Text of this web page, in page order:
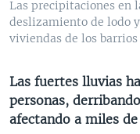
VENEZUELA
BRASIL
NICARAGUA
ECONOMÍA
ENTRETENIMIENTO
DEPORTES
CIENCIA Y SALUD
MULTIMEDIA
VIDEOS
AUDIOS
PROGRAMAS TV
FORO
VISIÓN 360
AVANCE
AUDIONOTICIAS
DIRECT
DOCUMENTALES DE LA
Las precipitaciones en
deslizamiento de lodo
viviendas de los
Las fuertes lluvias
personas,
afectando a miles